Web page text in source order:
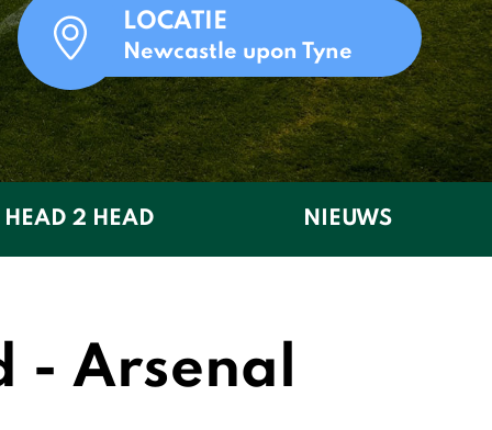
LOCATIE
Newcastle upon Tyne
HEAD 2 HEAD NIEUWS
- Arsenal